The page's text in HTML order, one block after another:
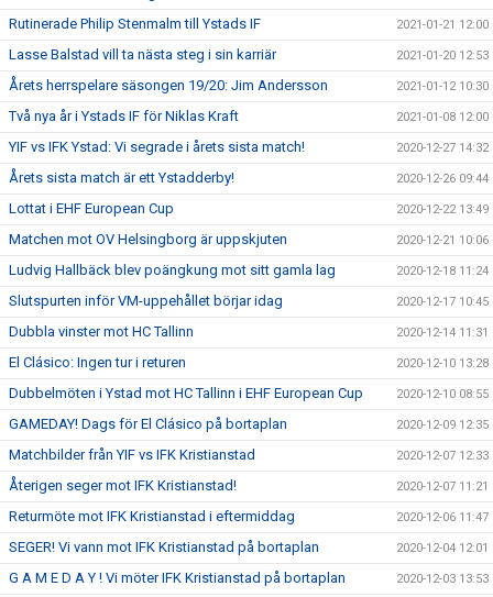
Rutinerade Philip Stenmalm till Ystads IF 2021-01-21 12:00
Lasse Balstad vill ta nästa steg i sin karriär 2021-01-20 12:53
Årets herrspelare säsongen 19/20: Jim Andersson 2021-01-12 10:30
Två nya år i Ystads IF för Niklas Kraft 2021-01-08 12:00
YIF vs IFK Ystad: Vi segrade i årets sista match! 2020-12-27 14:32
Årets sista match är ett Ystadderby! 2020-12-26 09:44
Lottat i EHF European Cup 2020-12-22 13:49
Matchen mot OV Helsingborg är uppskjuten 2020-12-21 10:06
Ludvig Hallbäck blev poängkung mot sitt gamla lag 2020-12-18 11:24
Slutspurten inför VM-uppehållet börjar idag 2020-12-17 10:45
Dubbla vinster mot HC Tallinn 2020-12-14 11:31
El Clásico: Ingen tur i returen 2020-12-10 13:28
Dubbelmöten i Ystad mot HC Tallinn i EHF European Cup 2020-12-10 08:55
GAMEDAY! Dags för El Clásico på bortaplan 2020-12-09 12:35
Matchbilder från YIF vs IFK Kristianstad 2020-12-07 12:33
Återigen seger mot IFK Kristianstad! 2020-12-07 11:21
Returmöte mot IFK Kristianstad i eftermiddag 2020-12-06 11:47
SEGER! Vi vann mot IFK Kristianstad på bortaplan 2020-12-04 12:01
G A M E D A Y ! Vi möter IFK Kristianstad på bortaplan 2020-12-03 13:53